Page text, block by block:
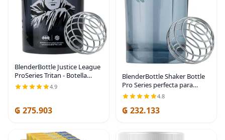
BlenderBottle Justice League
ProSeries Tritan - Botella
agitadora de 28 onzas,
rojo/negro
4.9
₲ 275.903
BlenderBottle Shaker Bottle
Pro Series perfecta para
batidos de proteínas y antes
azul cerúleo
4.8
₲ 232.133